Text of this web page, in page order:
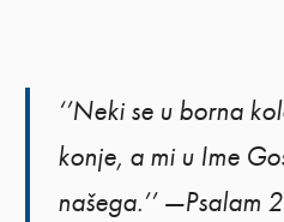
‘’Neki se u borna
konje, a mi u Ime
našega.’’ —Psalam